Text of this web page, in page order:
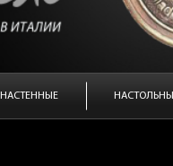
НАСТЕННЫЕ